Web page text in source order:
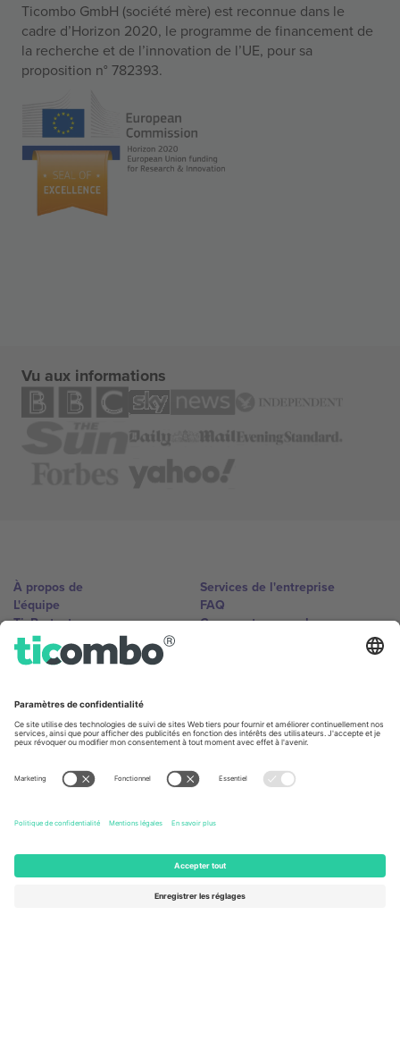
Ticombo GmbH (société mère) est reconnue dans le
cadre d’Horizon 2020, le programme de financement de
la recherche et de l’innovation de l’UE, pour sa
proposition n° 782393.
Vu aux informations
À propos de
L'équipe
TixProtect
Imprimer
Conditions générales
Services de l'entreprise
FAQ
Comment ça marche
Centre d'information sur la
Ticombo France
Mimi Balkanska 132, 1540, Sofia,